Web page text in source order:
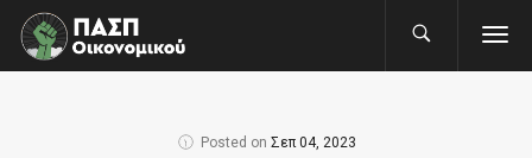
Posted on Σεπ 04, 2023